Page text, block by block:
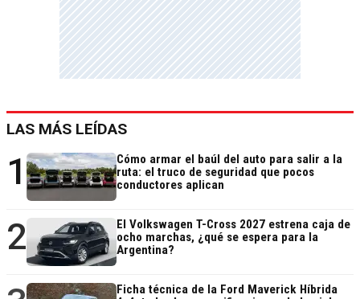
LAS MÁS LEÍDAS
1
Cómo armar el baúl del auto para salir a la
ruta: el truco de seguridad que pocos
conductores aplican
2
El Volkswagen T-Cross 2027 estrena caja de
ocho marchas, ¿qué se espera para la
Argentina?
Ficha técnica de la Ford Maverick Híbrida